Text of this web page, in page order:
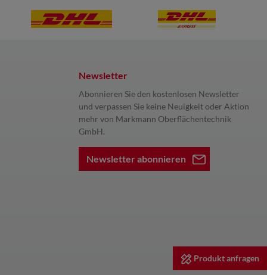
Newsletter
Abonnieren Sie den kostenlosen Newsletter
und verpassen Sie keine Neuigkeit oder Aktion
mehr von Markmann Oberflächentechnik
GmbH.
Newsletter abonnieren
Produkt anfragen